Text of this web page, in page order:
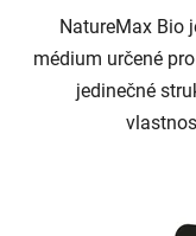
NatureMax Bio
médium určené
jedinečné